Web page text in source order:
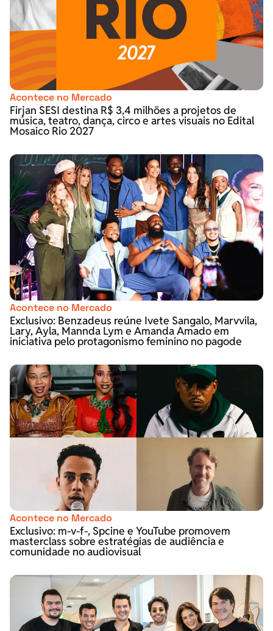
Acontece no Mercado
Firjan SESI destina R$ 3,4 milhões a projetos de
música, teatro, dança, circo e artes visuais no Edital
Mosaico Rio 2027
Acontece no Mercado
Exclusivo: Benzadeus reúne Ivete Sangalo, Marvvila,
Lary, Ayla, Mannda Lym e Amanda Amado em
iniciativa pelo protagonismo feminino no pagode
Acontece no Mercado
Exclusivo: m-v-f-, Spcine e YouTube promovem
masterclass sobre estratégias de audiência e
comunidade no audiovisual